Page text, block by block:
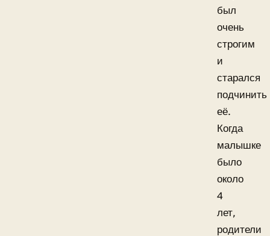
был
очень
строгим
и
старался
подчинить
её.
Когда
малышке
было
около
4
лет,
родители